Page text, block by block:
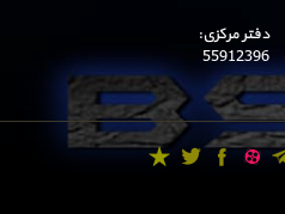
دفتر مرکزی:
55912396